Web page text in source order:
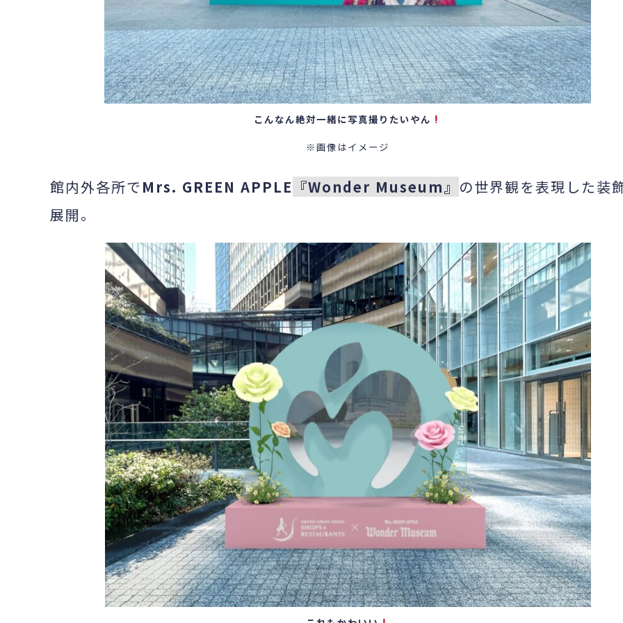
こんなん絶対一緒に写真撮りたいやん
※画像はイメージ
館内外各所でMrs. GREEN APPLE 『Wonder Museum』 の世界観を表現した装
展開。